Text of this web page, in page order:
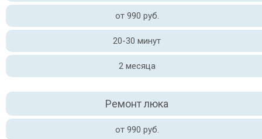
от 990 руб.
20-30 минут
2 месяца
Ремонт люка
от 990 руб.